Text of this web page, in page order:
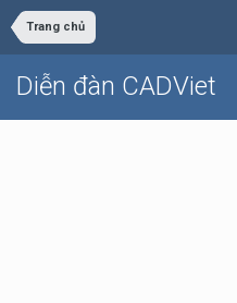
Trang chủ
Diễn đàn CADViet